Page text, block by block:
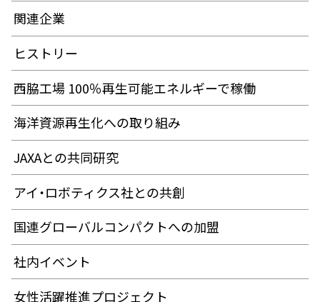
関連企業
ヒストリー
西脇工場 100％再生可能エネルギーで稼働
海洋資源再生化への取り組み
JAXAとの共同研究
アイ・ロボティクス社との共創
国連グローバルコンパクトへの加盟
社内イベント
女性活躍推進プロジェクト